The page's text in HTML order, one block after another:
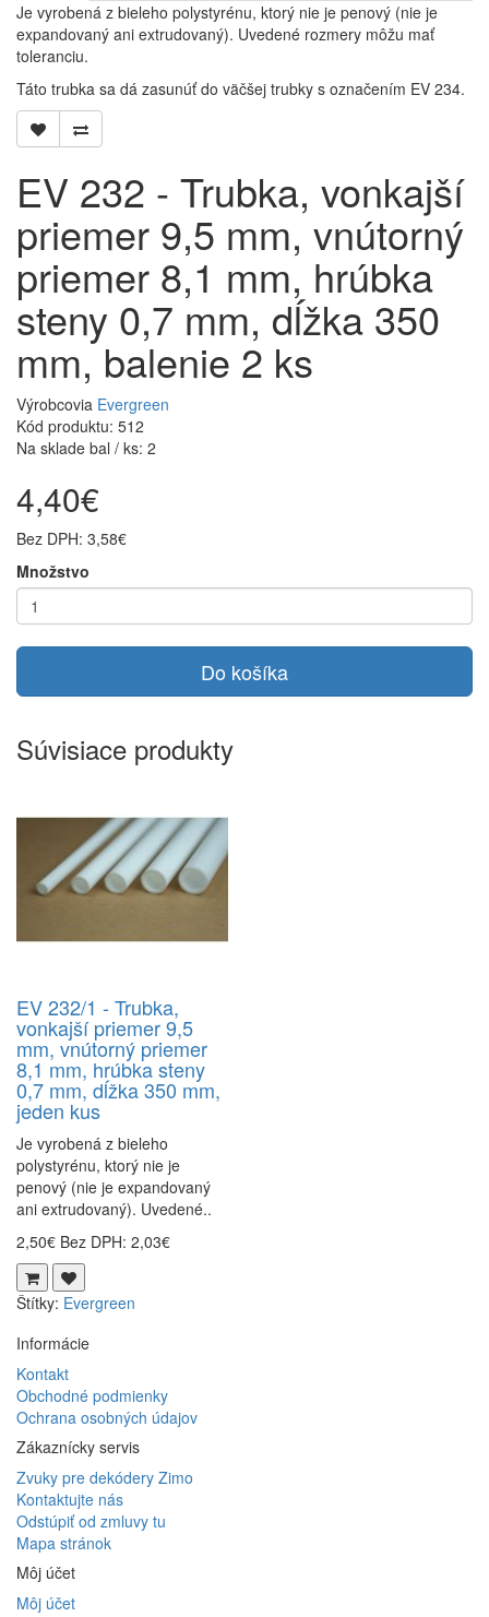
Je vyrobená z bieleho polystyrénu, ktorý nie je penový (nie je
expandovaný ani extrudovaný). Uvedené rozmery môžu mať
toleranciu.
Táto trubka sa dá zasunúť do väčšej trubky s označením EV 234.
EV 232 - Trubka, vonkajší
priemer 9,5 mm, vnútorný
priemer 8,1 mm, hrúbka
steny 0,7 mm, dĺžka 350
mm, balenie 2 ks
Výrobcovia Evergreen
Kód produktu: 512
Na sklade bal / ks: 2
4,40€
Bez DPH: 3,58€
Množstvo
Do košíka
Súvisiace produkty
EV 232/1 - Trubka,
vonkajší priemer 9,5
mm, vnútorný priemer
8,1 mm, hrúbka steny
0,7 mm, dĺžka 350 mm,
jeden kus
Je vyrobená z bieleho
polystyrénu, ktorý nie je
penový (nie je expandovaný
ani extrudovaný). Uvedené..
2,50€ Bez DPH: 2,03€
Štítky: Evergreen
Informácie
Kontakt
Obchodné podmienky
Ochrana osobných údajov
Zákaznícky servis
Zvuky pre dekódery Zimo
Kontaktujte nás
Odstúpiť od zmluvy tu
Mapa stránok
Môj účet
Môj účet